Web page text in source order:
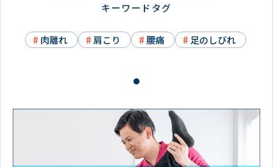
キーワードタグ
肉離れ 肩こり 腰痛 足のしびれ